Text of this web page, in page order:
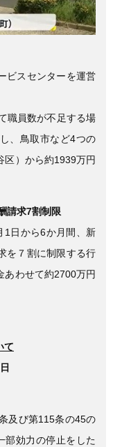
ビスセンターを運営
職員数が不足する場
、鳥取市など4つの
区）から約1939万円
請求7割制限
1日から6か月間、新
を７割に制限する行
あわせて約2700万円
て
及び第115条の45の
部効力の停止をした